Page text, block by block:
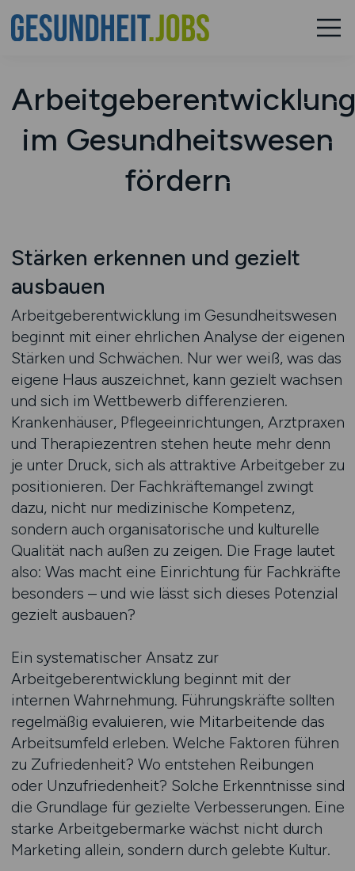
im Gesundheitswesen
fördern
Stärken erkennen und gezielt
ausbauen
Arbeitgeberentwicklung im Gesundheitswesen
beginnt mit einer ehrlichen Analyse der eigenen
Stärken und Schwächen. Nur wer weiß, was das
eigene Haus auszeichnet, kann gezielt wachsen
und sich im Wettbewerb differenzieren.
Krankenhäuser, Pflegeeinrichtungen, Arztpraxen
und Therapiezentren stehen heute mehr denn
je unter Druck, sich als attraktive Arbeitgeber zu
positionieren. Der Fachkräftemangel zwingt
dazu, nicht nur medizinische Kompetenz,
sondern auch organisatorische und kulturelle
Qualität nach außen zu zeigen. Die Frage lautet
also: Was macht eine Einrichtung für Fachkräfte
besonders – und wie lässt sich dieses Potenzial
gezielt ausbauen?
Ein systematischer Ansatz zur
Arbeitgeberentwicklung beginnt mit der
internen Wahrnehmung. Führungskräfte sollten
regelmäßig evaluieren, wie Mitarbeitende das
Arbeitsumfeld erleben. Welche Faktoren führen
zu Zufriedenheit? Wo entstehen Reibungen
oder Unzufriedenheit? Solche Erkenntnisse sind
die Grundlage für gezielte Verbesserungen. Eine
starke Arbeitgebermarke wächst nicht durch
Marketing allein, sondern durch gelebte Kultur.